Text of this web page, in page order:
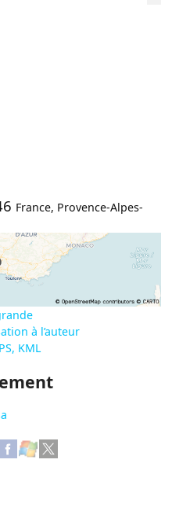
France, Provence-Alpes-
à l’auteur
KML